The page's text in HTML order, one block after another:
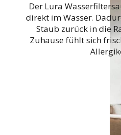
Der Lura
direkt im Wasser.
Staub zurück in die
Zuhause fühlt sich